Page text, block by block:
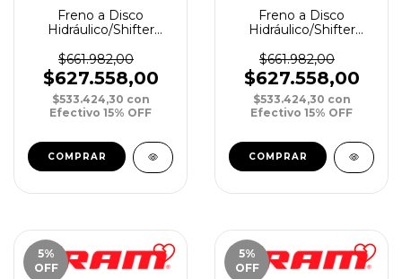
Freno a Disco
Hidráulico/Shifter
eTap AXS 12v FM
Del/Izq 1300mm
$661.982,00
$627.558,00
$533.424,30 con
Efectivo 15% OFF
Freno a Disco
Hidráulico/Shifter
eTap AXS 12v FM
Tras/Der 2000mm
$661.982,00
$627.558,00
$533.424,30 con
Efectivo 15% OFF
5%
OFF
5%
OFF